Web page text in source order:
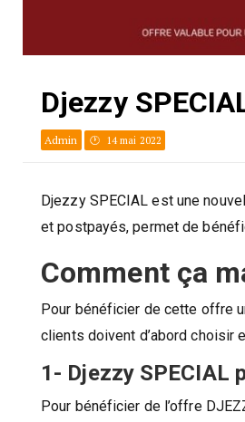
Djezzy
Admin 14 mai 2022
Djezzy SPECIAL est une
et postpayés, permet de
Comment ça
Pour bénéficier de cette offre
clients doivent d’abord choisir
1- Djezzy SPECIAL
Pour bénéficier de l’offre